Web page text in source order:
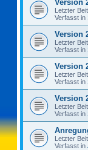
Version
Letzter
Verfasst in
Version
Letzter
Verfasst in
Version
Letzter
Verfasst in
Version
Letzter
Verfasst in
Letzter
Verfasst in